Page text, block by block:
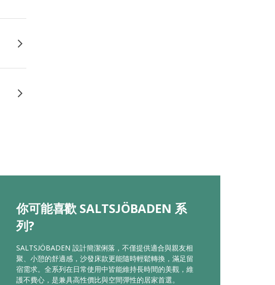
你可能喜歡 SALTSJÖBADEN 系
列?
SALTSJÖBADEN 設計簡潔俐落，不僅提供適合與親友相
聚、小憩的舒適感，沙發床款更能隨時輕鬆轉換，滿足留
宿需求。全系列在日常使用中皆能維持長時間的美觀，維
護不費心，是兼具高性價比與空間彈性的居家首選。